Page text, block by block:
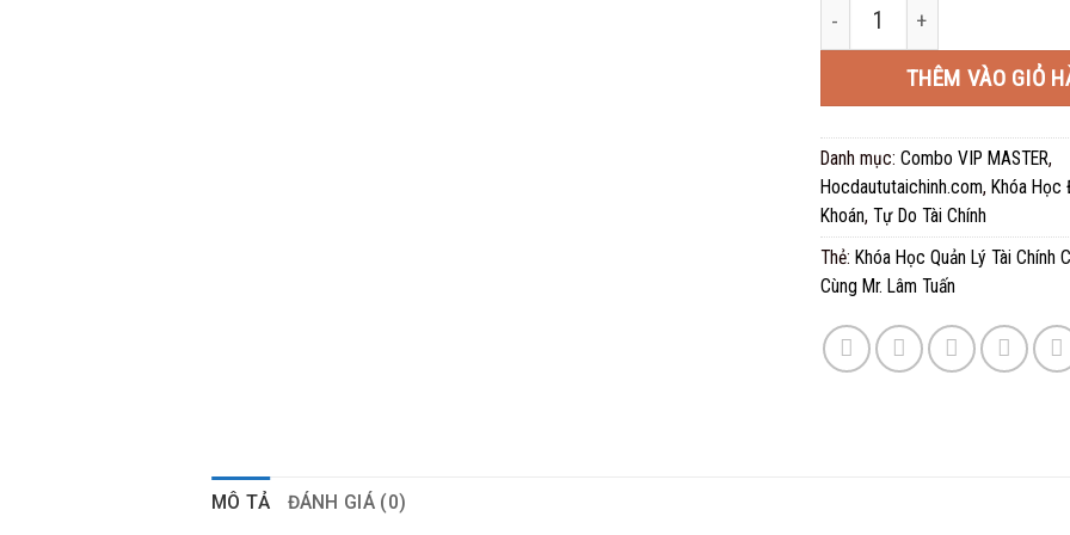
Khóa Học Quản Lý Tài Chính
THÊM VÀO GIỎ
Danh mục: Combo VIP MASTER,
Hocdaututaichinh.com, Khóa Học
Khoán, Tự Do Tài Chính
Thẻ: Khóa Học Quản Lý Tài Chính
Cùng Mr. Lâm Tuấn
MÔ TẢ ĐÁNH GIÁ (0)